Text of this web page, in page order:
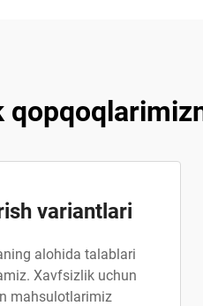
variantlari
alohida talablari
Xavfsizlik uchun
mahsulotlarimiz